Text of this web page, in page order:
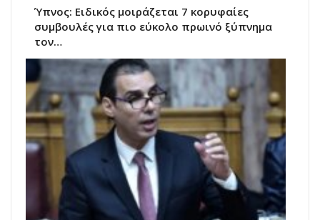
Ύπνος: Ειδικός μοιράζεται 7 κορυφαίες
συμβουλές για πιο εύκολο πρωινό ξύπνημα
τον…